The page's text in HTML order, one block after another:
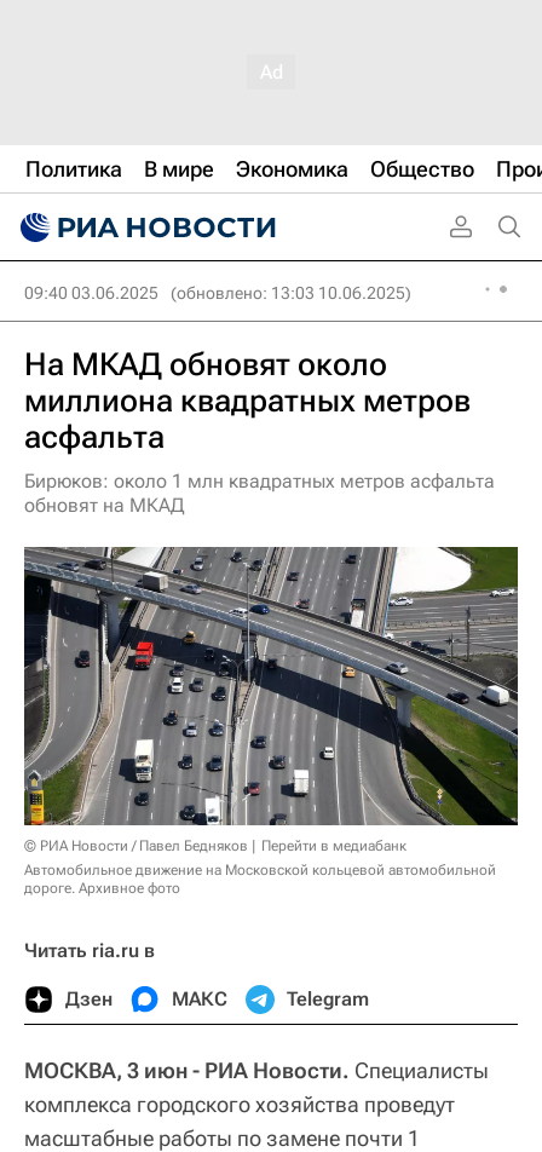
Политика В мире Экономика Общество
09:40 03.06.2025 (обновлено: 13:03 10.06.2025)
На МКАД обновят около
миллиона квадратных метров
асфальта
Бирюков: около 1 млн квадратных метров асфальта
обновят на МКАД
© РИА Новости / Павел Бедняков
Перейти в медиабанк
Автомобильное движение на Московской кольцевой автомобильной
дороге. Архивное фото
Читать ria.ru в
Дзен МАКС Telegram
МОСКВА, 3 июн - РИА Новости. Специалисты
комплекса городского хозяйства проведут
масштабные работы по замене почти 1